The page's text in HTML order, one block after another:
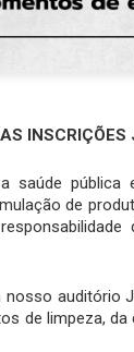
AS INSCRIÇÕES
saúde
de
auditório
de limpeza,